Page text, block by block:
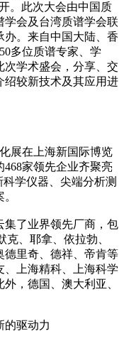
。此次大会由中国质
会及台湾质谱学会联
。来自中国大陆、香
多位质谱专家、学
学术盛会，分享、交
绍较新技术及其应用进
展在上海新国际博览
家领先企业齐聚亮
科学仪器、尖端分析测
了业界领先厂商，包
克、耶拿、依拉勃、
德里奇、德祥、帝肯等
、上海精科、上海科学
，德国、澳大利亚、
驱动力